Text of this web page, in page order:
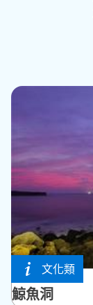
文化類
西嶼鄉
鯨魚洞